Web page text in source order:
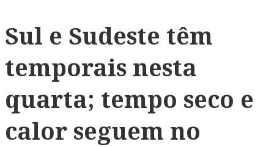
Sul e Sudeste têm
temporais nesta
quarta; tempo seco e
calor seguem no